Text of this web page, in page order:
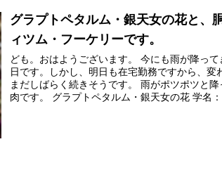
グラプトペタルム・銀天女の花と、
ィツム・フーケリーです。
ども。おはようございます。 今にも雨が降っ
日です。しかし、明日も在宅勤務ですから、変
まだしばらく続きそうです。 雨がポツポツと
肉です。 グラプトペタルム・銀天女の花 学名：